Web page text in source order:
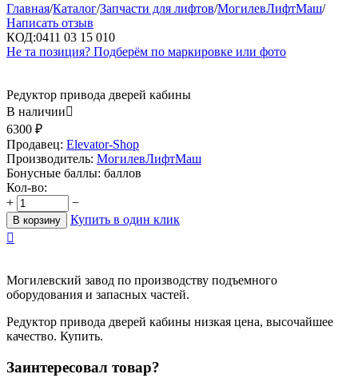
Главная/Каталог/Запчасти для лифтов/МогилевЛифтМаш/
Написать отзыв
КОД:0411 03 15 010
Не та позиция? Подберём по маркировке или фото
Редуктор привода дверей кабины
В наличии
6300 ₽
Продавец: Elevator-Shop
Производитель: МогилевЛифтМаш
Бонусные баллы: баллов
Кол-во:
+
−
В корзину
Купить в один клик

Могилевский завод по производству подъемного
оборудования и запасных частей.
Редуктор привода дверей кабины низкая цена, высочайшее
качество. Купить.
Заинтересовал товар?